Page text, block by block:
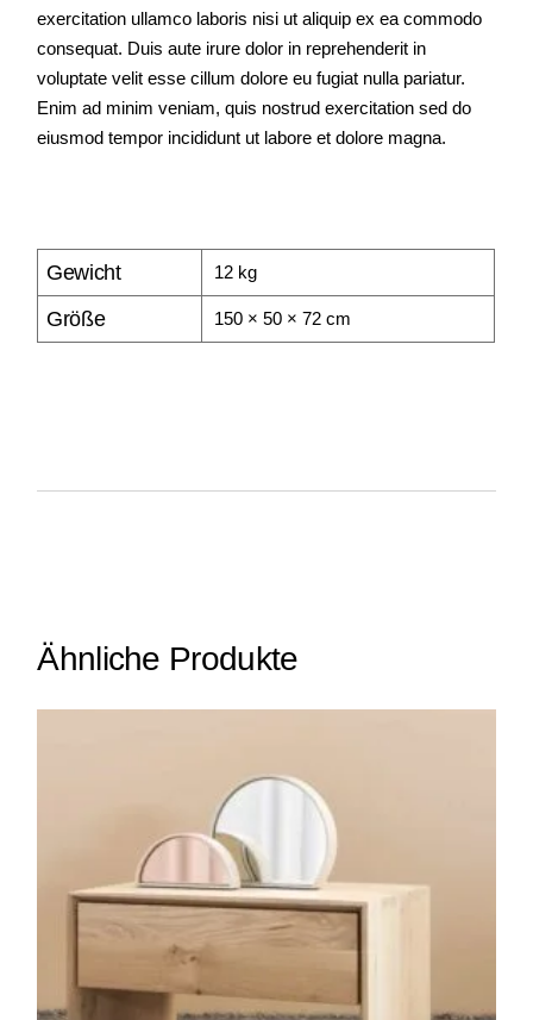
exercitation ullamco laboris nisi ut aliquip ex ea commodo
consequat. Duis aute irure dolor in reprehenderit in
voluptate velit esse cillum dolore eu fugiat nulla pariatur.
Enim ad minim veniam, quis nostrud exercitation sed do
eiusmod tempor incididunt ut labore et dolore magna.
Gewicht 12 kg
Größe 150 × 50 × 72 cm
Ähnliche Produkte